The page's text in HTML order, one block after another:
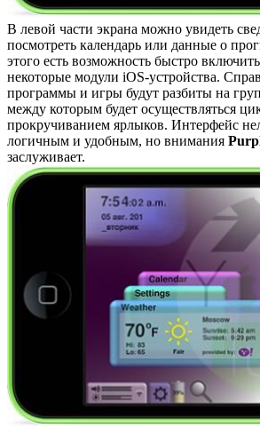
В левой части экрана можно увидеть
посмотреть календарь или данные о
этого есть возможность быстро
некоторые модули iOS-устройства.
программы и игры будут разбиты на
между которым будет осуществляться
прокручиванием ярлыков. Интерфейс
логичным и удобным, но внимания
заслуживает.